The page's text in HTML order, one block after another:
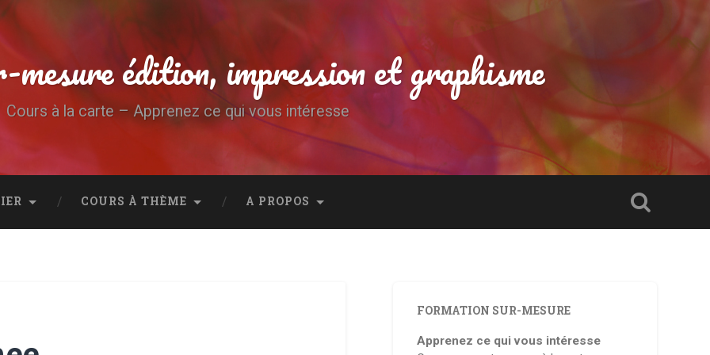
édition, impression et graphisme
Cours à la carte – Apprenez ce qui vous intéresse
COURS À THÈME A PROPOS
FORMATION SUR-MESURE
Apprenez ce qui vous intéresse